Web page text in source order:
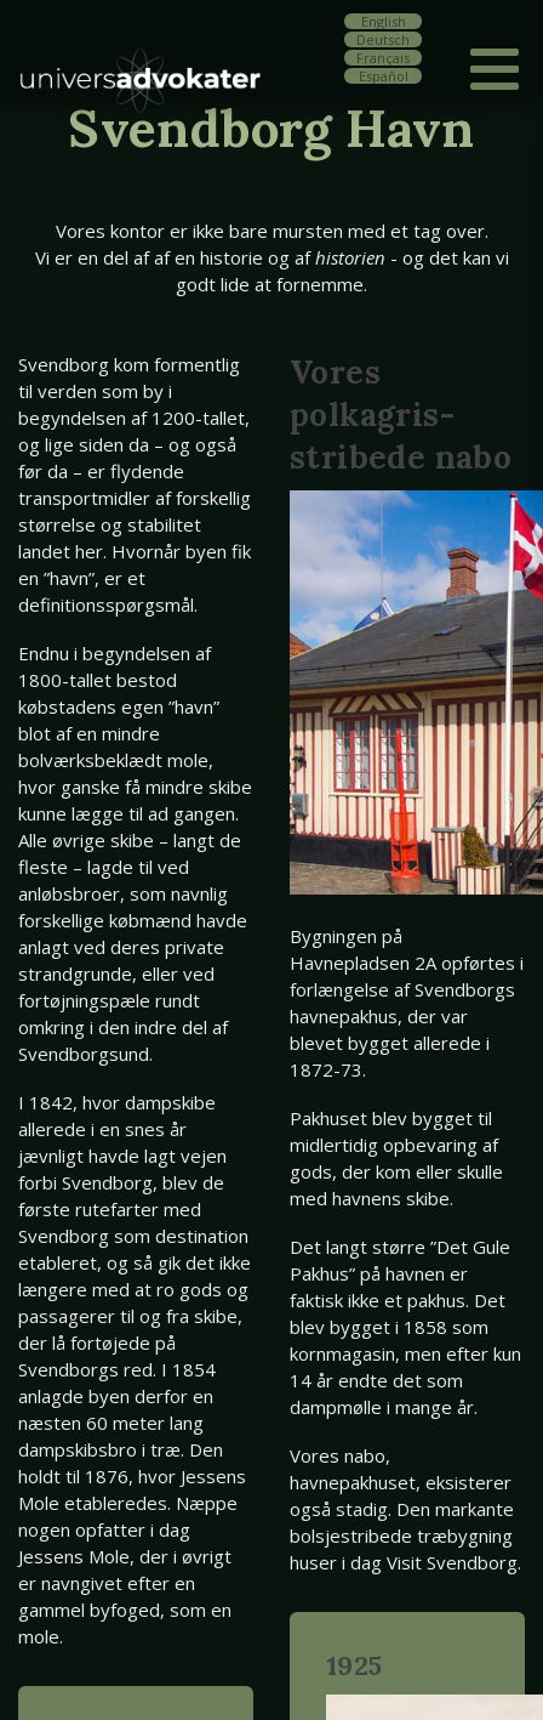
English
Deutsch
Français
Español
Svendborg Havn
Vores kontor er ikke bare mursten med et tag over.
Vi er en del af af en historie og afhistorien - og det kan vi
godt lide at fornemme.
Svendborg kom formentlig
til verden som by i
begyndelsen af 1200-tallet,
og lige siden da – og også
før da – er flydende
transportmidler af forskellig
størrelse og stabilitet
landet her. Hvornår byen fik
en ”havn”, er et
definitionsspørgsmål.
Endnu i begyndelsen af
1800-tallet bestod
købstadens egen ”havn”
blot af en mindre
bolværksbeklædt mole,
hvor ganske få mindre skibe
kunne lægge til ad gangen.
Alle øvrige skibe – langt de
fleste – lagde til ved
anløbsbroer, som navnlig
forskellige købmænd havde
anlagt ved deres private
strandgrunde, eller ved
fortøjningspæle rundt
omkring i den indre del af
Svendborgsund.
I 1842, hvor dampskibe
allerede i en snes år
jævnligt havde lagt vejen
forbi Svendborg, blev de
første rutefarter med
Svendborg som destination
etableret, og så gik det ikke
længere med at ro gods og
passagerer til og fra skibe,
der lå fortøjede på
Svendborgs red. I 1854
anlagde byen derfor en
næsten 60 meter lang
dampskibsbro i træ. Den
holdt til 1876, hvor Jessens
Mole etableredes. Næppe
nogen opfatter i dag
Jessens Mole, der i øvrigt
er navngivet efter en
gammel byfoged, som en
mole.
Vores
polkagris-
stribede nabo
Bygningen på
Havnepladsen 2A opførtes i
forlængelse af Svendborgs
havnepakhus, der var
blevet bygget allerede i
1872-73.
Pakhuset blev bygget til
midlertidig opbevaring af
gods, der kom eller skulle
med havnens skibe.
Det langt større ”Det Gule
Pakhus” på havnen er
faktisk ikke et pakhus. Det
blev bygget i 1858 som
kornmagasin, men efter kun
14 år endte det som
dampmølle i mange år.
Vores nabo,
havnepakhuset, eksisterer
også stadig. Den markante
bolsjestribede træbygning
huser i dag Visit Svendborg.
1925